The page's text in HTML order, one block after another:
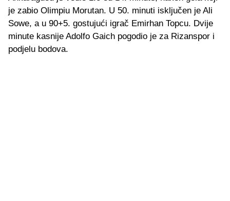
je zabio Olimpiu Morutan. U 50. minuti isključen je Ali
Sowe, a u 90+5. gostujući igrač Emirhan Topcu. Dvije
minute kasnije Adolfo Gaich pogodio je za Rizanspor i
podjelu bodova.